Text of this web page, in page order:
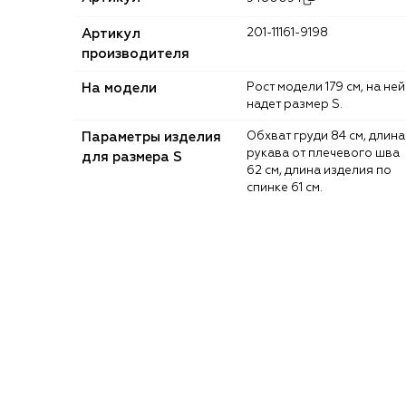
Артикул
производителя
201-11161-9198
На модели
Рост модели 179 см, на ней
надет размер S.
Параметры изделия
для размера S
Обхват груди 84 см, длина
рукава от плечевого шва
62 см, длина изделия по
спинке 61 см.